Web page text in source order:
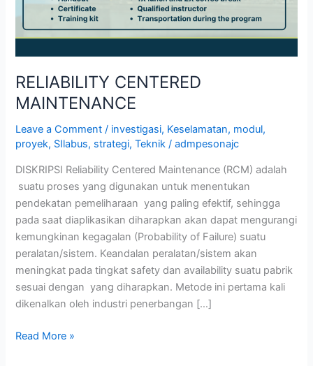
RELIABILITY CENTERED
MAINTENANCE
Leave a Comment / investigasi, Keselamatan, modul,
proyek, SIlabus, strategi,Teknik /admpesonajc
DISKRIPSI Reliability Centered Maintenance (RCM) adalah
suatu proses yang digunakan untuk menentukan
pendekatan pemeliharaan yang paling efektif, sehingga
pada saat diaplikasikan diharapkan akan dapat mengurangi
kemungkinan kegagalan (Probability of Failure) suatu
peralatan/sistem. Keandalan peralatan/sistem akan
meningkat pada tingkat safety dan availability suatu pabrik
sesuai dengan yang diharapkan. Metode ini pertama kali
dikenalkan oleh industri penerbangan […]
Read More »